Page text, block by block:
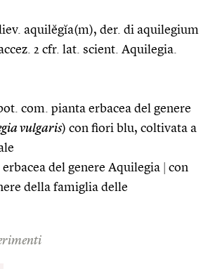
aquilĕgĭa(m), der. di aquilegium
2 cfr. lat. scient. Aquilegia.
com. pianta erbacea del genere
vulgaris) con fiori blu, coltivata a
del genere Aquilegia
con
della famiglia delle